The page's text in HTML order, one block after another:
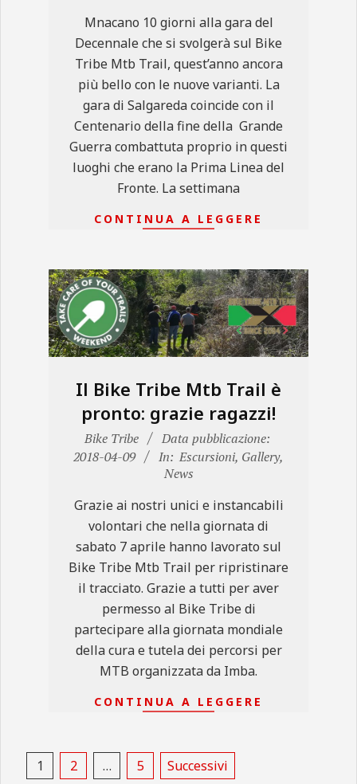
Mnacano 10 giorni alla gara del
Decennale che si svolgerà sul Bike
Tribe Mtb Trail, quest’anno ancora
più bello con le nuove varianti. La
gara di Salgareda coincide con il
Centenario della fine della Grande
Guerra combattuta proprio in questi
luoghi che erano la Prima Linea del
Fronte. La settimana
CONTINUA A LEGGERE
Il Bike Tribe Mtb Trail è
pronto: grazie ragazzi!
2018-
04-
Bike Tribe
Data pubblicazione:
2018-04-09
In: Escursioni, Gallery,
News
Grazie ai nostri unici e instancabili
volontari che nella giornata di
sabato 7 aprile hanno lavorato sul
Bike Tribe Mtb Trail per ripristinare
il tracciato. Grazie a tutti per aver
permesso al Bike Tribe di
partecipare alla giornata mondiale
della cura e tutela dei percorsi per
MTB organizzata da Imba.
CONTINUA A LEGGERE
Paginazione
1 2 … 5 Successivi